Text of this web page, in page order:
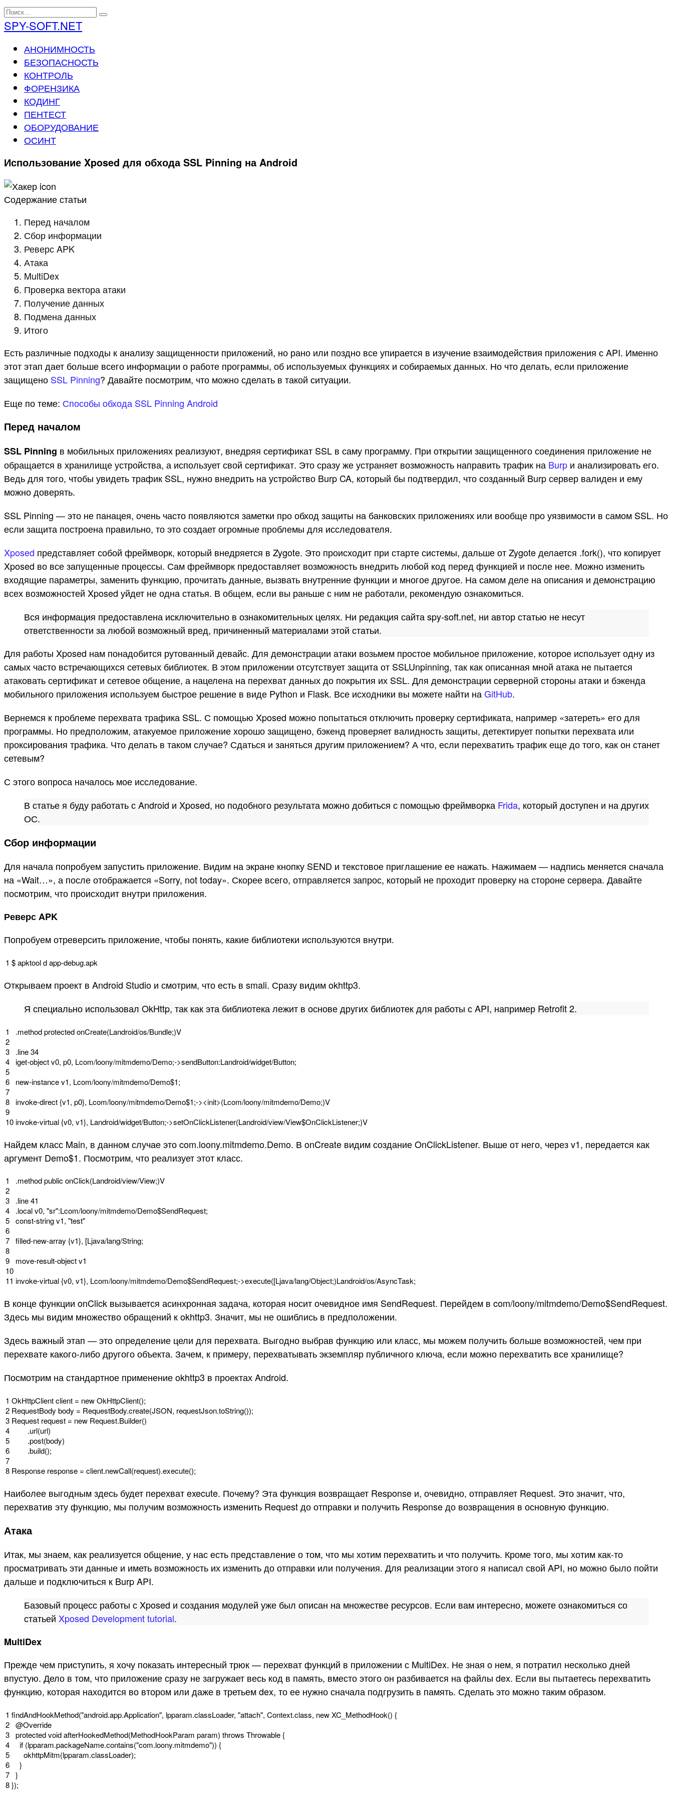
Перейти
к
содержанию
Search
for:
SPY-SOFT.NET
АНОНИМНОСТЬ
БЕЗОПАСНОСТЬ
КОНТРОЛЬ
ФОРЕНЗИКА
КОДИНГ
ПЕНТЕСТ
ОБОРУДОВАНИЕ
ОСИНТ
Использование Xposed для обхода SSL Pinning на Android
Содержание статьи
Перед началом
Сбор информации
Реверс APK
Атака
MultiDex
Проверка вектора атаки
Получение данных
Подмена данных
Итого
Есть различные подходы к анализу защищенности приложений, но рано или поздно все упирается в изучение взаимодействия приложения с API. Именно
этот этап дает больше всего информации о работе программы, об используемых функциях и собираемых данных. Но что делать, если приложение
защищено SSL Pinning? Давайте посмотрим, что можно сделать в такой ситуации.
Еще по теме: Способы обхода SSL Pinning Android
Перед началом
SSL Pinning в мобильных приложениях реализуют, внедряя сертификат SSL в саму программу. При открытии защищенного соединения приложение не
обращается в хранилище устройства, а использует свой сертификат. Это сразу же устраняет возможность направить трафик на Burp и анализировать его.
Ведь для того, чтобы увидеть трафик SSL, нужно внедрить на устройство Burp CA, который бы подтвердил, что созданный Burp сервер валиден и ему
можно доверять.
SSL Pinning — это не панацея, очень часто появляются заметки про обход защиты на банковских приложениях или вообще про уязвимости в самом SSL. Но
если защита построена правильно, то это создает огромные проблемы для исследователя.
Xposed представляет собой фреймворк, который внедряется в Zygote. Это происходит при старте системы, дальше от Zygote делается .fork(), что копирует
Xposed во все запущенные процессы. Сам фреймворк предоставляет возможность внедрить любой код перед функцией и после нее. Можно изменить
входящие параметры, заменить функцию, прочитать данные, вызвать внутренние функции и многое другое. На самом деле на описания и демонстрацию
всех возможностей Xposed уйдет не одна статья. В общем, если вы раньше с ним не работали, рекомендую ознакомиться.
Вся информация предоставлена исключительно в ознакомительных целях. Ни редакция сайта spy-soft.net, ни автор статью не несут
ответственности за любой возможный вред, причиненный материалами этой статьи.
Для работы Xposed нам понадобится рутованный девайс. Для демонстрации атаки возьмем простое мобильное приложение, которое использует одну из
самых часто встречающихся сетевых библиотек. В этом приложении отсутствует защита от SSLUnpinning, так как описанная мной атака не пытается
атаковать сертификат и сетевое общение, а нацелена на перехват данных до покрытия их SSL. Для демонстрации серверной стороны атаки и бэкенда
мобильного приложения используем быстрое решение в виде Python и Flask. Все исходники вы можете найти наGitHub.
Вернемся к проблеме перехвата трафика SSL. С помощью Xposed можно попытаться отключить проверку сертификата, например «затереть» его для
программы. Но предположим, атакуемое приложение хорошо защищено, бэкенд проверяет валидность защиты, детектирует попытки перехвата или
проксирования трафика. Что делать в таком случае? Сдаться и заняться другим приложением? А что, если перехватить трафик еще до того, как он станет
сетевым?
С этого вопроса началось мое исследование.
В статье я буду работать с Android и Xposed, но подобного результата можно добиться с помощью фреймворка Frida, который доступен и на других
ОС.
Сбор информации
Для начала попробуем запустить приложение. Видим на экране кнопку SEND и текстовое приглашение ее нажать. Нажимаем — надпись меняется сначала
на «Wait…», а после отображается «Sorry, not today». Скорее всего, отправляется запрос, который не проходит проверку на стороне сервера. Давайте
посмотрим, что происходит внутри приложения.
Реверс APK
Попробуем отреверсить приложение, чтобы понять, какие библиотеки используются внутри.
1 $apktooldapp-debug.apk
Открываем проект в Android Studio и смотрим, что есть в smali. Сразу видим okhttp3.
Я специально использовал OkHttp, так как эта библиотека лежит в основе других библиотек для работы с API, например Retrofit 2.
1
2
3
4
5
6
7
8
9
10
.methodprotectedonCreate(Landroid/os/Bundle;)V
.line34
iget-objectv0, p0, Lcom/loony/mitmdemo/Demo;->sendButton:Landroid/widget/Button;
new-instancev1, Lcom/loony/mitmdemo/Demo$1;
invoke-direct{v1, p0}, Lcom/loony/mitmdemo/Demo$1;-><init>(Lcom/loony/mitmdemo/Demo;)V
invoke-virtual{v0, v1}, Landroid/widget/Button;->setOnClickListener(Landroid/view/View$OnClickListener;)V
Найдем класс Main, в данном случае это com.loony.mitmdemo.Demo. В onCreate видим создание OnClickListener. Выше от него, через v1, передается как
аргумент Demo$1. Посмотрим, что реализует этот класс.
1
2
3
4
5
6
7
8
9
10
11
.methodpublic onClick(Landroid/view/View;)V
.line41
.localv0, "sr":Lcom/loony/mitmdemo/Demo$SendRequest;
const-stringv1, "test"
filled-new-array {v1}, [Ljava/lang/String;
move-result-objectv1
invoke-virtual{v0, v1}, Lcom/loony/mitmdemo/Demo$SendRequest;->execute([Ljava/lang/Object;)Landroid/os/AsyncTask;
В конце функции onClick вызывается асинхронная задача, которая носит очевидное имя SendRequest. Перейдем в com/loony/mitmdemo/Demo$SendRequest.
Здесь мы видим множество обращений к okhttp3. Значит, мы не ошиблись в предположении.
Здесь важный этап — это определение цели для перехвата. Выгодно выбрав функцию или класс, мы можем получить больше возможностей, чем при
перехвате какого-либо другого объекта. Зачем, к примеру, перехватывать экземпляр публичного ключа, если можно перехватить все хранилище?
Посмотрим на стандартное применение okhttp3 в проектах Android.
1
2
3
4
5
6
7
8
OkHttpClientclient = newOkHttpClient();
RequestBody body = RequestBody.create(JSON, requestJson.toString());
Request request = new Request.Builder()
.url(url)
.post(body)
.build();
Response response = client.newCall(request).execute();
Наиболее выгодным здесь будет перехват execute. Почему? Эта функция возвращает Response и, очевидно, отправляет Request. Это значит, что,
перехватив эту функцию, мы получим возможность изменить Request до отправки и получить Response до возвращения в основную функцию.
Атака
Итак, мы знаем, как реализуется общение, у нас есть представление о том, что мы хотим перехватить и что получить. Кроме того, мы хотим как-то
просматривать эти данные и иметь возможность их изменить до отправки или получения. Для реализации этого я написал свой API, но можно было пойти
дальше и подключиться к Burp API.
Базовый процесс работы с Xposed и создания модулей уже был описан на множестве ресурсов. Если вам интересно, можете ознакомиться со
статьей Xposed Development tutorial.
MultiDex
Прежде чем приступить, я хочу показать интересный трюк — перехват функций в приложении с MultiDex. Не зная о нем, я потратил несколько дней
впустую. Дело в том, что приложение сразу не загружает весь код в память, вместо этого он разбивается на файлы dex. Если вы пытаетесь перехватить
функцию, которая находится во втором или даже в третьем dex, то ее нужно сначала подгрузить в память. Сделать это можно таким образом.
1
2
3
4
5
6
7
8
findAndHookMethod("android.app.Application", lpparam.classLoader, "attach", Context.class, newXC_MethodHook() {
@Override
protectedvoidafterHookedMethod(MethodHookParam param) throws Throwable{
if (lpparam.packageName.contains("com.loony.mitmdemo")) {
okhttpMitm(lpparam.classLoader);
}
}
});